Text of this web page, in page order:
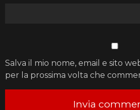
Salva il mio nome, email e sito
per la prossima volta che